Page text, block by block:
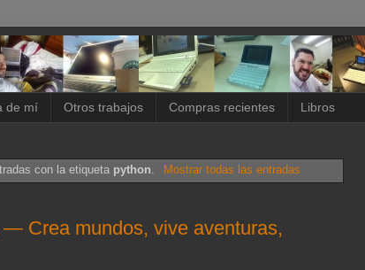
de mí Otros trabajos Compras recientes Libros
con la etiqueta python Mostrar todas las entradas
Crea mundos, vive aventuras,